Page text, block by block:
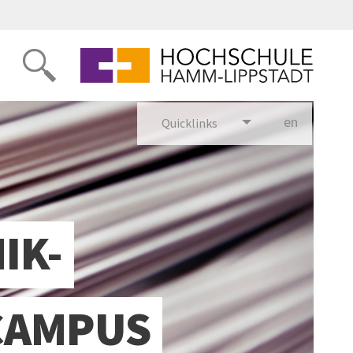
Quicklinks en glish